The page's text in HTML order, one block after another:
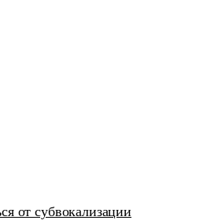
от субвокализации